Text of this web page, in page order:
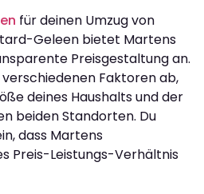
für deinen Umzug von
Geleen bietet Martens
Preisgestaltung an.
Faktoren ab,
deines Haushalts und der
beiden Standorten. Du
dass Martens
Preis-Leistungs-Verhältnis